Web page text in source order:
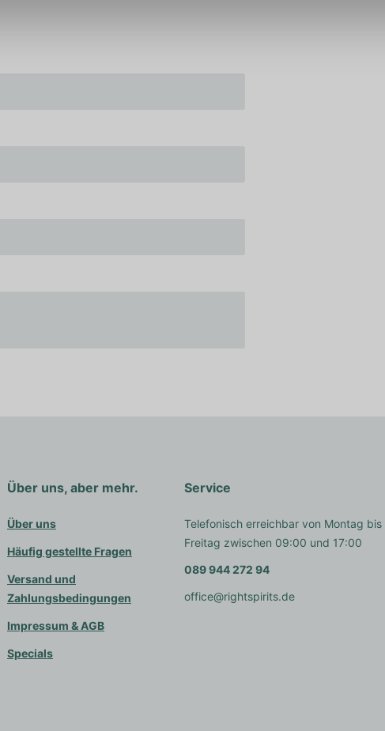
Über uns, aber mehr.
Über uns
Häufig gestellte Fragen
Versand und
Zahlungsbedingungen
Impressum & AGB
Specials
Service
Telefonisch erreichbar von Montag bis
Freitag zwischen 09:00 und 17:00
089 944 272 94
office@rightspirits.de